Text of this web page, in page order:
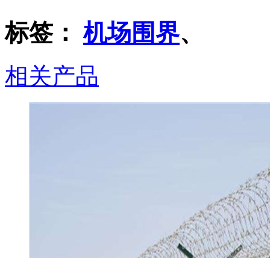
标签：机场围界、
相关产品